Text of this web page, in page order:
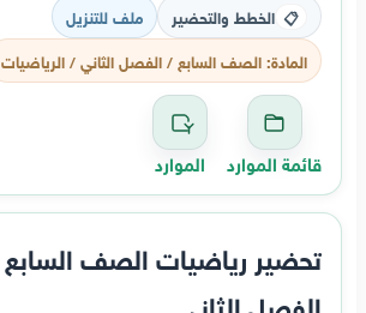
📋 الخطط والتحضير
ملف للتنزيل
المادة: الصف السابع / الفصل الثاني / الرياضيات
قائمة الموارد الموارد